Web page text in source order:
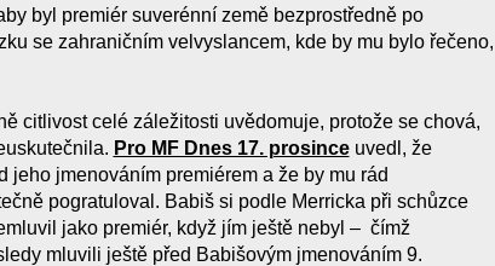
byl premiér suverénní země bezprostředně po
se zahraničním velvyslancem, kde by mu bylo řečeno,
citlivost celé záležitosti uvědomuje, protože se chová,
Pro MF Dnes 17. prosinceuvedl, že
jeho jmenováním premiérem a že by mu rád
pogratuloval. Babiš si podle Merricka při schůzce
jako premiér, když jím ještě nebyl – čímž
mluvili ještě před Babišovým jmenováním 9.